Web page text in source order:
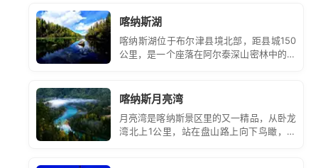
湖深188.5米，蓄水量达53.8亿立方米，是中国最深的冰
碛堰塞湖，是一个坐落在阿尔泰深山密林中的高山湖泊、
内陆淡水湖。每一个来到喀纳斯的人，都有独到的对喀纳
斯的理解。 也可乘区间车前往喀纳斯湖自费登
（蒙古语意为骆驼峰）山顶上，与湖面的垂直落差达600
多米，因处于观察“湖怪”的最佳位置，故得名观鱼亭。行
程结束后，前往贾登峪入住酒店。
喀纳斯湖
喀纳斯湖位于布尔津县境北部，距县城150
公里，是一个座落在阿尔泰深山密林中的高
喀纳斯月亮湾
月亮湾是喀纳斯景区里的又一精品，从卧龙
湾北上1公里，站在盘山路上向下鸟瞰，你